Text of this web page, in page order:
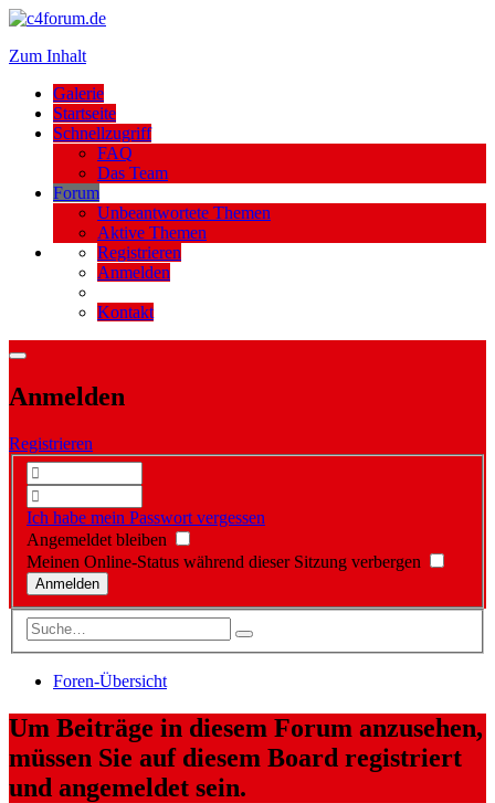
Zum Inhalt
Galerie
Startseite
Schnellzugriff
FAQ
Das Team
Forum
Unbeantwortete Themen
Aktive Themen
Registrieren
Anmelden
Kontakt
Anmelden
Registrieren
Ich habe mein Passwort vergessen
Angemeldet bleiben
Meinen Online-Status während dieser Sitzung verbergen
Foren-Übersicht
Um Beiträge in diesem Forum anzusehen,
müssen Sie auf diesem Board registriert
und angemeldet sein.